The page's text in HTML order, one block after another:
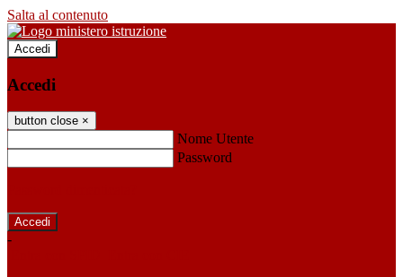
Salta al contenuto
Accedi
Accedi
button close ×
Nome Utente
Password
-